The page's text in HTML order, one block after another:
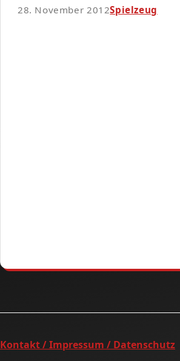
28. November 2012Spielzeug
Kontakt / Impressum / Datenschutz